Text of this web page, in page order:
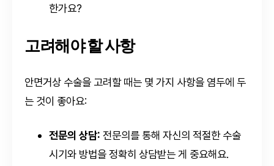
한가요?
고려해야 할 사항
안면거상 수술을 고려할 때는 몇 가지 사항을 염두에 두
는 것이 좋아요:
전문의 상담: 전문의를 통해 자신의 적절한 수술
시기와 방법을 정확히 상담받는 게 중요해요.